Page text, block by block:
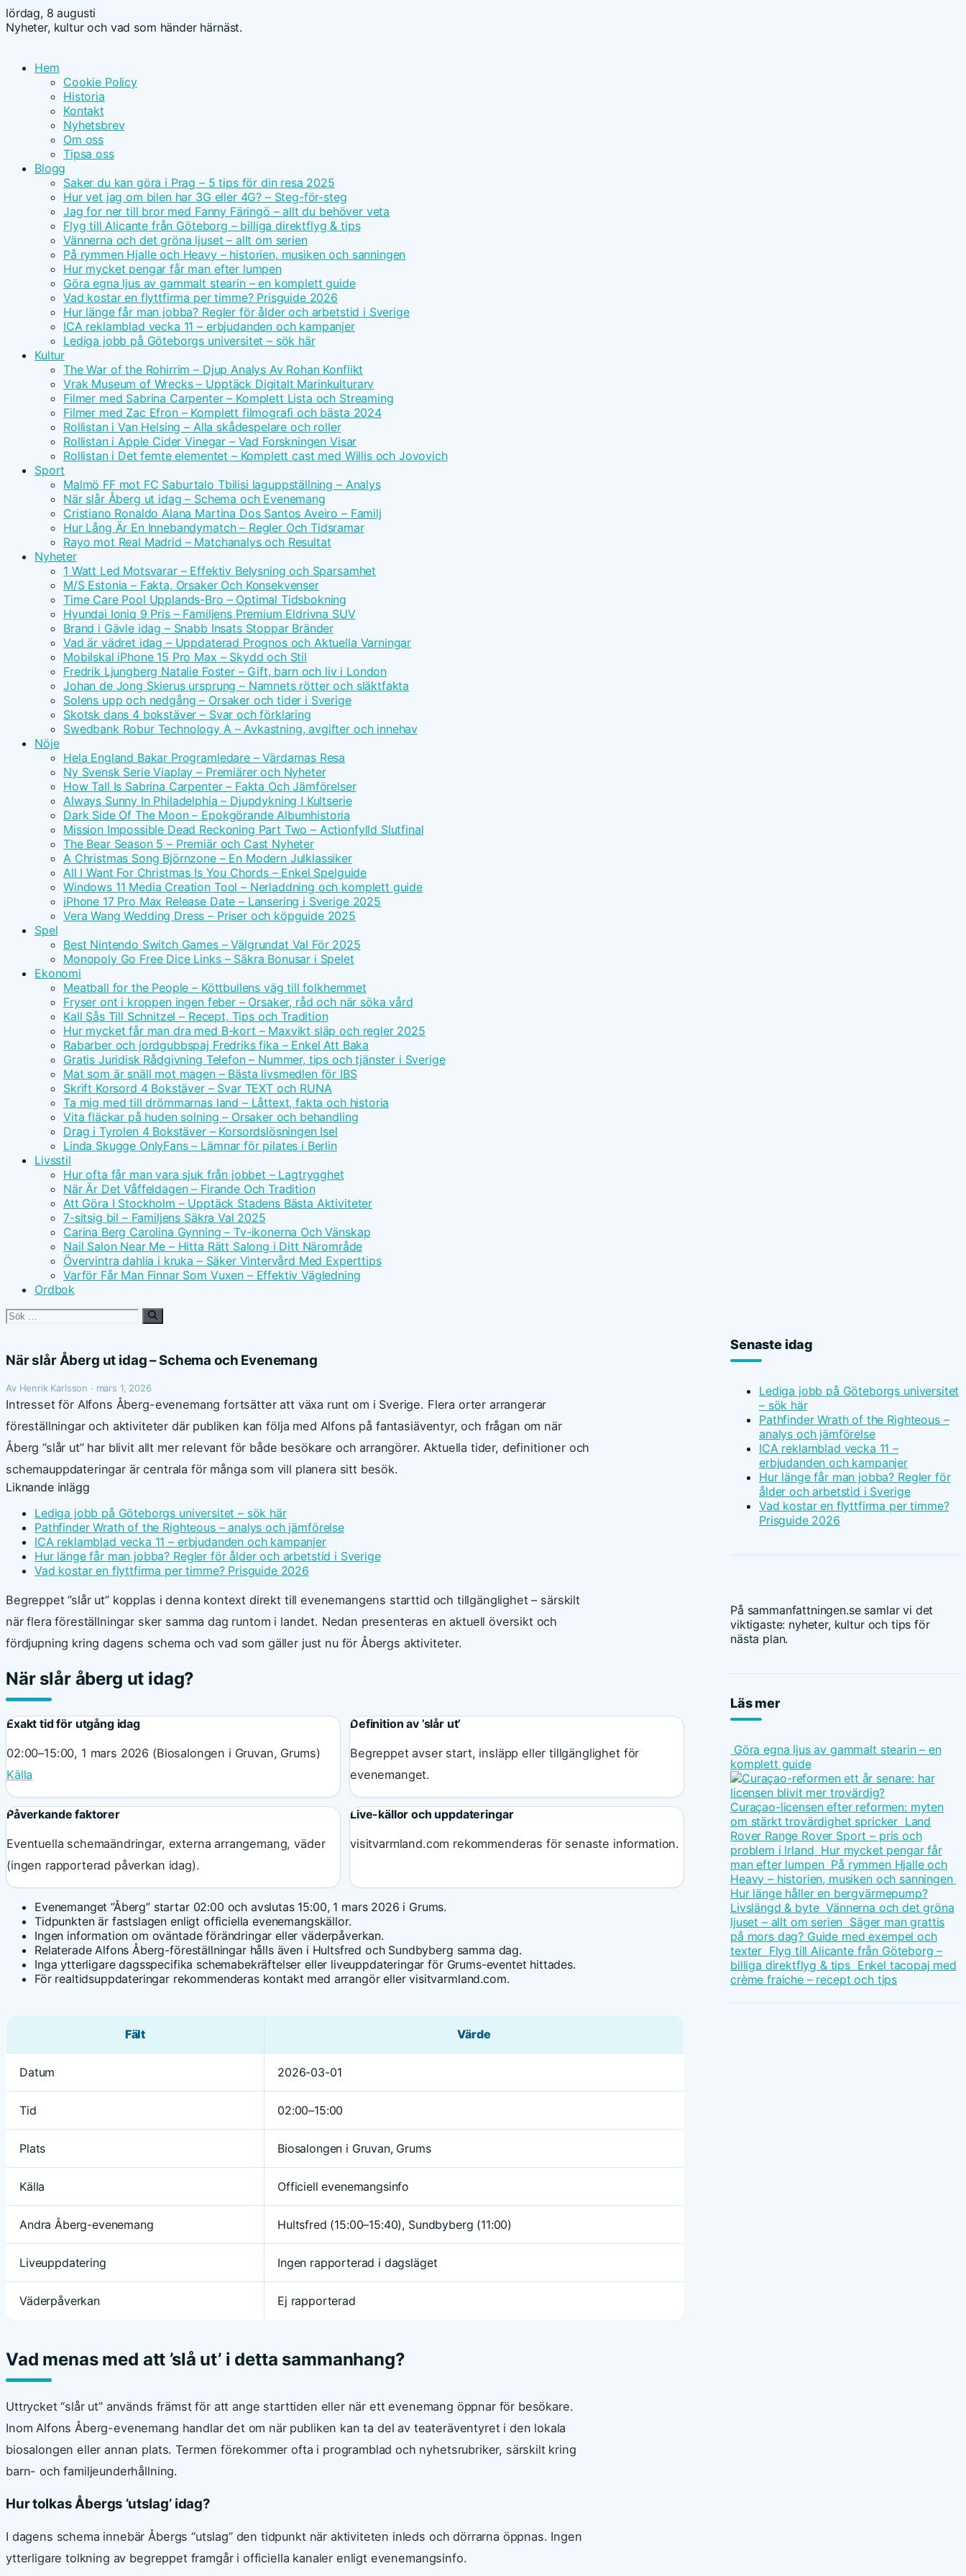
lördag, 8 augusti
Nyheter, kultur och vad som händer härnäst.
Hem
Cookie Policy
Historia
Kontakt
Nyhetsbrev
Om oss
Tipsa oss
Blogg
Saker du kan göra i Prag – 5 tips för din resa 2025
Hur vet jag om bilen har 3G eller 4G? – Steg-för-steg
Jag for ner till bror med Fanny Färingö – allt du behöver veta
Flyg till Alicante från Göteborg – billiga direktflyg & tips
Vännerna och det gröna ljuset – allt om serien
På rymmen Hjalle och Heavy – historien, musiken och sanningen
Hur mycket pengar får man efter lumpen
Göra egna ljus av gammalt stearin – en komplett guide
Vad kostar en flyttfirma per timme? Prisguide 2026
Hur länge får man jobba? Regler för ålder och arbetstid i Sverige
ICA reklamblad vecka 11 – erbjudanden och kampanjer
Lediga jobb på Göteborgs universitet – sök här
Kultur
The War of the Rohirrim – Djup Analys Av Rohan Konflikt
Vrak Museum of Wrecks – Upptäck Digitalt Marinkulturarv
Filmer med Sabrina Carpenter – Komplett Lista och Streaming
Filmer med Zac Efron – Komplett filmografi och bästa 2024
Rollistan i Van Helsing – Alla skådespelare och roller
Rollistan i Apple Cider Vinegar – Vad Forskningen Visar
Rollistan i Det femte elementet – Komplett cast med Willis och Jovovich
Sport
Malmö FF mot FC Saburtalo Tbilisi laguppställning – Analys
När slår Åberg ut idag – Schema och Evenemang
Cristiano Ronaldo Alana Martina Dos Santos Aveiro – Familj
Hur Lång Är En Innebandymatch – Regler Och Tidsramar
Rayo mot Real Madrid – Matchanalys och Resultat
Nyheter
1 Watt Led Motsvarar – Effektiv Belysning och Sparsamhet
M/S Estonia – Fakta, Orsaker Och Konsekvenser
Time Care Pool Upplands-Bro – Optimal Tidsbokning
Hyundai Ioniq 9 Pris – Familjens Premium Eldrivna SUV
Brand i Gävle idag – Snabb Insats Stoppar Bränder
Vad är vädret idag – Uppdaterad Prognos och Aktuella Varningar
Mobilskal iPhone 15 Pro Max – Skydd och Stil
Fredrik Ljungberg Natalie Foster – Gift, barn och liv i London
Johan de Jong Skierus ursprung – Namnets rötter och släktfakta
Solens upp och nedgång – Orsaker och tider i Sverige
Skotsk dans 4 bokstäver – Svar och förklaring
Swedbank Robur Technology A – Avkastning, avgifter och innehav
Nöje
Hela England Bakar Programledare – Värdarnas Resa
Ny Svensk Serie Viaplay – Premiärer och Nyheter
How Tall Is Sabrina Carpenter – Fakta Och Jämförelser
Always Sunny In Philadelphia – Djupdykning I Kultserie
Dark Side Of The Moon – Epokgörande Albumhistoria
Mission Impossible Dead Reckoning Part Two – Actionfylld Slutfinal
The Bear Season 5 – Premiär och Cast Nyheter
A Christmas Song Björnzone – En Modern Julklassiker
All I Want For Christmas Is You Chords – Enkel Spelguide
Windows 11 Media Creation Tool – Nerladdning och komplett guide
iPhone 17 Pro Max Release Date – Lansering i Sverige 2025
Vera Wang Wedding Dress – Priser och köpguide 2025
Spel
Best Nintendo Switch Games – Välgrundat Val För 2025
Monopoly Go Free Dice Links – Säkra Bonusar i Spelet
Ekonomi
Meatball for the People – Köttbullens väg till folkhemmet
Fryser ont i kroppen ingen feber – Orsaker, råd och när söka vård
Kall Sås Till Schnitzel – Recept, Tips och Tradition
Hur mycket får man dra med B-kort – Maxvikt släp och regler 2025
Rabarber och jordgubbspaj Fredriks fika – Enkel Att Baka
Gratis Juridisk Rådgivning Telefon – Nummer, tips och tjänster i Sverige
Mat som är snäll mot magen – Bästa livsmedlen för IBS
Skrift Korsord 4 Bokstäver – Svar TEXT och RUNA
Ta mig med till drömmarnas land – Låttext, fakta och historia
Vita fläckar på huden solning – Orsaker och behandling
Drag i Tyrolen 4 Bokstäver – Korsordslösningen Isel
Linda Skugge OnlyFans – Lämnar för pilates i Berlin
Livsstil
Hur ofta får man vara sjuk från jobbet – Lagtrygghet
När Är Det Våffeldagen – Firande Och Tradition
Att Göra I Stockholm – Upptäck Stadens Bästa Aktiviteter
7-sitsig bil – Familjens Säkra Val 2025
Carina Berg Carolina Gynning – Tv-ikonerna Och Vänskap
Nail Salon Near Me – Hitta Rätt Salong i Ditt Närområde
Övervintra dahlia i kruka – Säker Vintervård Med Experttips
Varför Får Man Finnar Som Vuxen – Effektiv Vägledning
Ordbok
Sök
När slår Åberg ut idag – Schema och Evenemang
Av Henrik Karlsson · mars 1, 2026
Intresset för Alfons Åberg-evenemang fortsätter att växa runt om i Sverige. Flera orter arrangerar
föreställningar och aktiviteter där publiken kan följa med Alfons på fantasiäventyr, och frågan om när
Åberg ”slår ut” har blivit allt mer relevant för både besökare och arrangörer. Aktuella tider, definitioner och
schemauppdateringar är centrala för många som vill planera sitt besök.
Liknande inlägg
Lediga jobb på Göteborgs universitet – sök här
Pathfinder Wrath of the Righteous – analys och jämförelse
ICA reklamblad vecka 11 – erbjudanden och kampanjer
Hur länge får man jobba? Regler för ålder och arbetstid i Sverige
Vad kostar en flyttfirma per timme? Prisguide 2026
Begreppet ”slår ut” kopplas i denna kontext direkt till evenemangens starttid och tillgänglighet – särskilt
när flera föreställningar sker samma dag runtom i landet. Nedan presenteras en aktuell översikt och
fördjupning kring dagens schema och vad som gäller just nu för Åbergs aktiviteter.
När slår åberg ut idag?
Exakt tid för utgång idag
02:00–15:00, 1 mars 2026 (Biosalongen i Gruvan, Grums)
Källa
Definition av ’slår ut’
Begreppet avser start, insläpp eller tillgänglighet för
evenemanget.
Påverkande faktorer
Eventuella schemaändringar, externa arrangemang, väder
(ingen rapporterad påverkan idag).
Live-källor och uppdateringar
visitvarmland.com rekommenderas för senaste information.
Evenemanget ”Åberg” startar 02:00 och avslutas 15:00, 1 mars 2026 i Grums.
Tidpunkten är fastslagen enligt officiella evenemangskällor.
Ingen information om oväntade förändringar eller väderpåverkan.
Relaterade Alfons Åberg-föreställningar hålls även i Hultsfred och Sundbyberg samma dag.
Inga ytterligare dagsspecifika schemabekräftelser eller liveuppdateringar för Grums-eventet hittades.
För realtidsuppdateringar rekommenderas kontakt med arrangör eller visitvarmland.com.
Fält Värde
Datum 2026-03-01
Tid 02:00–15:00
Plats Biosalongen i Gruvan, Grums
Källa Officiell evenemangsinfo
Andra Åberg-evenemang Hultsfred (15:00–15:40), Sundbyberg (11:00)
Liveuppdatering Ingen rapporterad i dagsläget
Väderpåverkan Ej rapporterad
Vad menas med att ’slå ut’ i detta sammanhang?
Uttrycket “slår ut” används främst för att ange starttiden eller när ett evenemang öppnar för besökare.
Inom Alfons Åberg-evenemang handlar det om när publiken kan ta del av teateräventyret i den lokala
biosalongen eller annan plats. Termen förekommer ofta i programblad och nyhetsrubriker, särskilt kring
barn- och familjeunderhållning.
Hur tolkas Åbergs ’utslag’ idag?
I dagens schema innebär Åbergs “utslag” den tidpunkt när aktiviteten inleds och dörrarna öppnas. Ingen
ytterligare tolkning av begreppet framgår i officiella kanaler enligt evenemangsinfo.
Senaste idag
Lediga jobb på Göteborgs universitet
– sök här
Pathfinder Wrath of the Righteous –
analys och jämförelse
ICA reklamblad vecka 11 –
erbjudanden och kampanjer
Hur länge får man jobba? Regler för
ålder och arbetstid i Sverige
Vad kostar en flyttfirma per timme?
Prisguide 2026
På sammanfattningen.se samlar vi det
viktigaste: nyheter, kultur och tips för
nästa plan.
Läs mer
Göra egna ljus av gammalt stearin – en
komplett guide
Curaçao-licensen efter reformen: myten
om stärkt trovärdighet spricker Land
Rover Range Rover Sport – pris och
problem i Irland Hur mycket pengar får
man efter lumpen På rymmen Hjalle och
Heavy – historien, musiken och sanningen
Hur länge håller en bergvärmepump?
Livslängd & byte Vännerna och det gröna
ljuset – allt om serien Säger man grattis
på mors dag? Guide med exempel och
texter Flyg till Alicante från Göteborg –
billiga direktflyg & tips Enkel tacopaj med
crème fraiche – recept och tips